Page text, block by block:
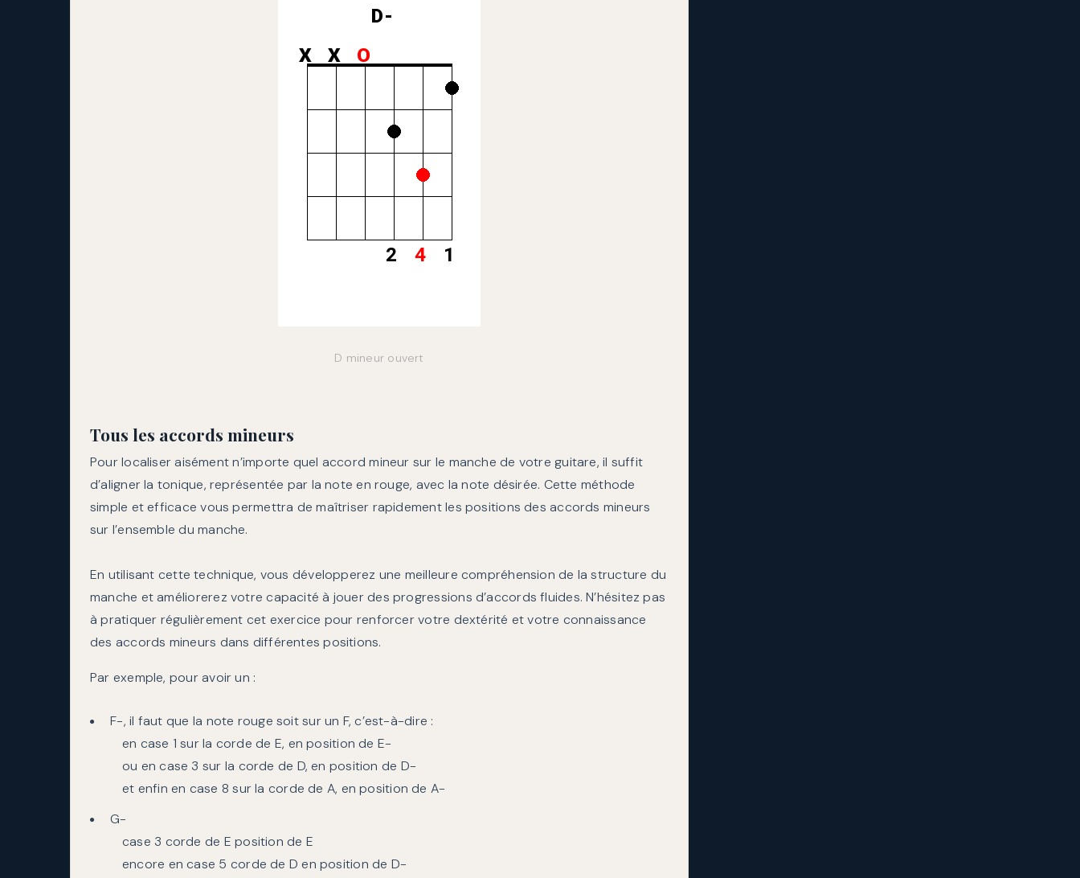
D mineur ouvert
Tous les accords mineurs
Pour localiser aisément n’importe quel accord mineur sur le manche de votre guitare, il suffit
d’aligner la tonique, représentée par la note en rouge, avec la note désirée. Cette méthode
simple et efficace vous permettra de maîtriser rapidement les positions des accords mineurs
sur l’ensemble du manche.
En utilisant cette technique, vous développerez une meilleure compréhension de la structure du
manche et améliorerez votre capacité à jouer des progressions d’accords fluides. N’hésitez pas
à pratiquer régulièrement cet exercice pour renforcer votre dextérité et votre connaissance
des accords mineurs dans différentes positions.
Par exemple, pour avoir un :
F-, il faut que la note rouge soit sur un F, c’est-à-dire :
en case 1 sur la corde de E, en position de E-
ou en case 3 sur la corde de D, en position de D-
et enfin en case 8 sur la corde de A, en position de A-
G-
case 3 corde de E position de E
encore en case 5 corde de D en position de D-